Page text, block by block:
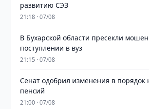
развитию СЭЗ
21:18 · 07/08
В Бухарской области пресекли
поступлении в вуз
21:15 · 07/08
Сенат одобрил изменения в порядок
пенсий
21:00 · 07/08